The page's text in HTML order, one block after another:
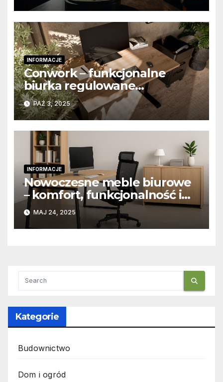
INFORMACJE
Conwork – funkcjonalne
biurka regulowane
stworzone z myślą o
nowoczesnych
przestrzeniach pracy
PAŹ 3, 2025
INFORMACJE
Nowoczesne meble biurowe
– komfort, funkcjonalność i
design w jednym
MAJ 24, 2025
Kategorie
Budownictwo
Dom i ogród